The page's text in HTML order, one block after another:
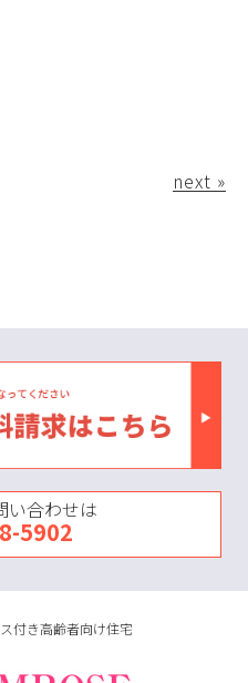
next »
い合わせは
5902
付き高齢者向け住宅